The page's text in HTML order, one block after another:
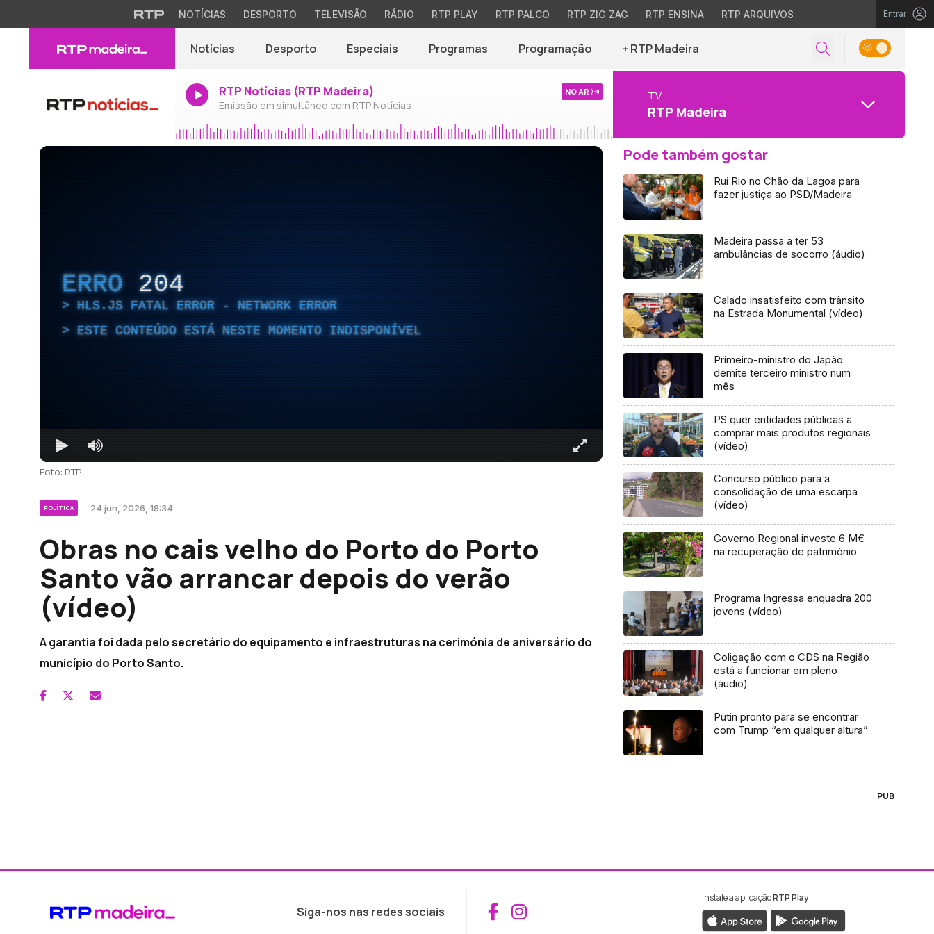
NOTÍCIAS DESPORTO TELEVISÃO RÁDIO RTP PLAY RTP PALCO RTP ZIG ZAG RTP ENSINA RTP ARQUIVOS Entrar
Notícias Desporto Especiais Programas Programação + RTP Madeira
RTP Notícias (RTP Madeira)
Emissão em simultâneo com RTP Notícias
NO AR TV
RTP Madeira
ERRO 204
HLS.JS FATAL ERROR - NETWORK ERROR
ESTE CONTEÚDO ESTÁ NESTE MOMENTO INDISPONÍVEL
Foto: RTP
POLÍTICA 24 jun, 2026, 18:34
Obras no cais velho do Porto do Porto
Santo vão arrancar depois do verão
(vídeo)
A garantia foi dada pelo secretário do equipamento e infraestruturas na cerimónia de aniversário do
município do Porto Santo.
Pode também gostar
Rui Rio no Chão da Lagoa para
fazer justiça ao PSD/Madeira
Madeira passa a ter 53
ambulâncias de socorro (áudio)
Calado insatisfeito com trânsito
na Estrada Monumental (vídeo)
Primeiro-ministro do Japão
demite terceiro ministro num
mês
PS quer entidades públicas a
comprar mais produtos regionais
(vídeo)
Concurso público para a
consolidação de uma escarpa
(vídeo)
Governo Regional investe 6 M€
na recuperação de património
Programa Ingressa enquadra 200
jovens (vídeo)
Coligação com o CDS na Região
está a funcionar em pleno
(áudio)
Putin pronto para se encontrar
com Trump “em qualquer altura”
PUB
Siga-nos nas redes sociais Aceder ao Facebook da RTP Madeira
Aceder ao Instagram da RTP Madeira
Instale a aplicaçãoRTP Play